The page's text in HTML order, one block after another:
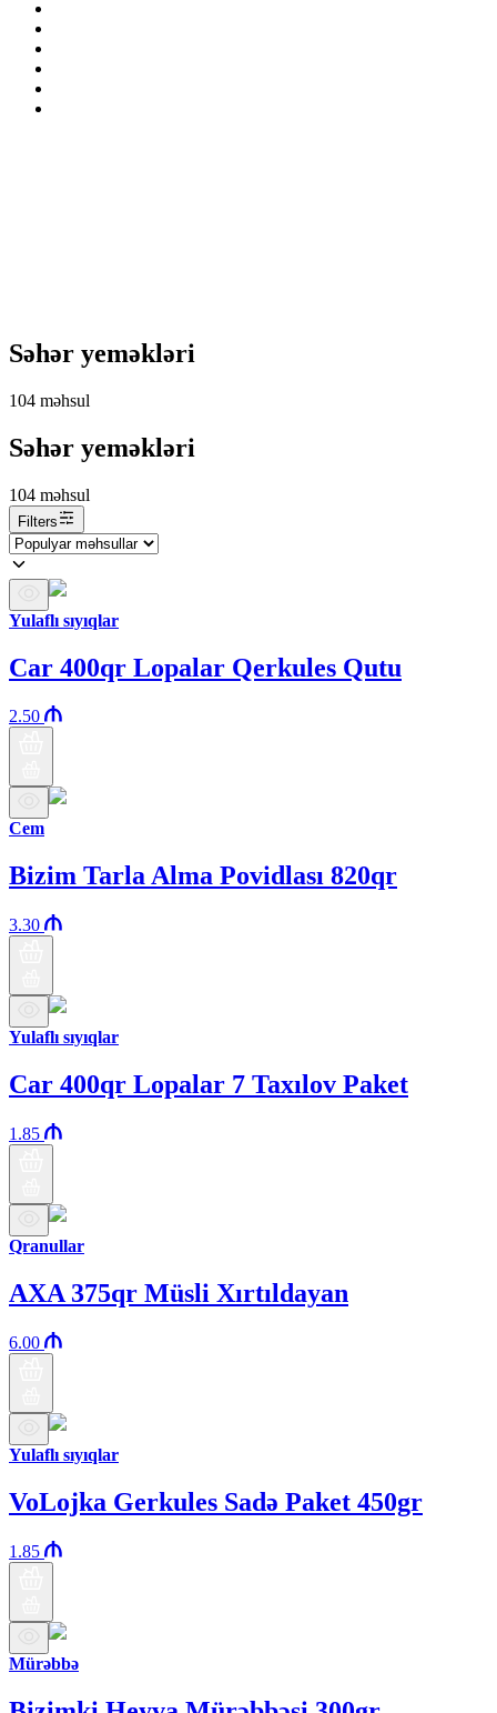
Səhər yeməkləri
104 məhsul
Səhər yeməkləri
104 məhsul
Filters
Yulaflı sıyıqlar
Car 400qr Lopalar Qerkules Qutu
2.50
Cem
Bizim Tarla Alma Povidlası 820qr
3.30
Yulaflı sıyıqlar
Car 400qr Lopalar 7 Taxılov Paket
1.85
Qranullar
AXA 375qr Müsli Xırtıldayan
6.00
Yulaflı sıyıqlar
VoLojka Gerkules Sadə Paket 450gr
1.85
Mürəbbə